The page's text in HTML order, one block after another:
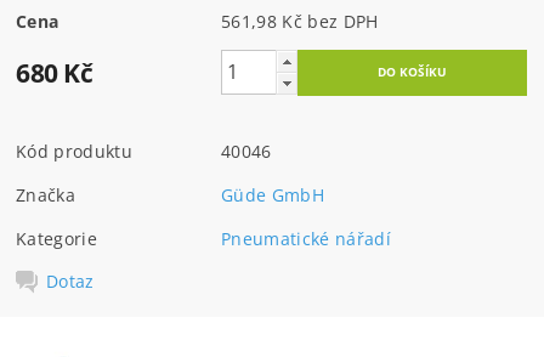
Cena 561,98 Kč bez DPH
680 Kč
Kód produktu
40046
Značka
Güde GmbH
Kategorie
Pneumatické nářadí
Dotaz